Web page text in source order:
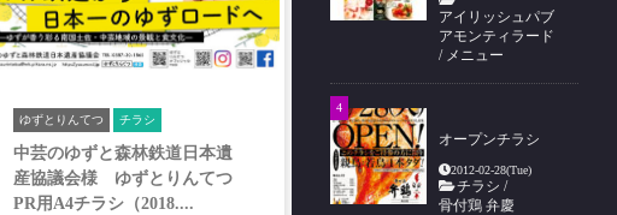
ゆずとりんてつ チラシ
中芸のゆずと森林鉄道日本遺
産協議会様 ゆずとりんてつ
PR用A4チラシ（2018....
アイリッシュパブ
アモンティラード
/ メニュー
オープンチラシ
2012-02-28(Tue)
チラシ /
骨付鶏 弁慶